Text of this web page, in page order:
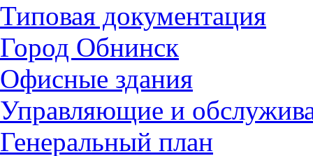
Типовая документация
Город Обнинск
Офисные здания
Управляющие и
Генеральный план